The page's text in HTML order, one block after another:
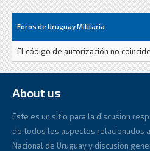
Foros de Uruguay Militaria
El código de autorización no
About us
Este es un sitio para la discusion
de todos los aspectos relacionados
Nacional de Uruguay y discusion